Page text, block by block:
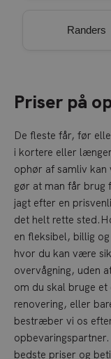
Randers
Priser på
De fleste får, før
i kortere eller
ophør af samliv
gør at man får brug
jagt efter en
det helt rette sted.
en fleksibel, billig
hvor du kan være
overvågning, uden
om du skal bruge
renovering, eller
bestræber vi os
bedste priser og